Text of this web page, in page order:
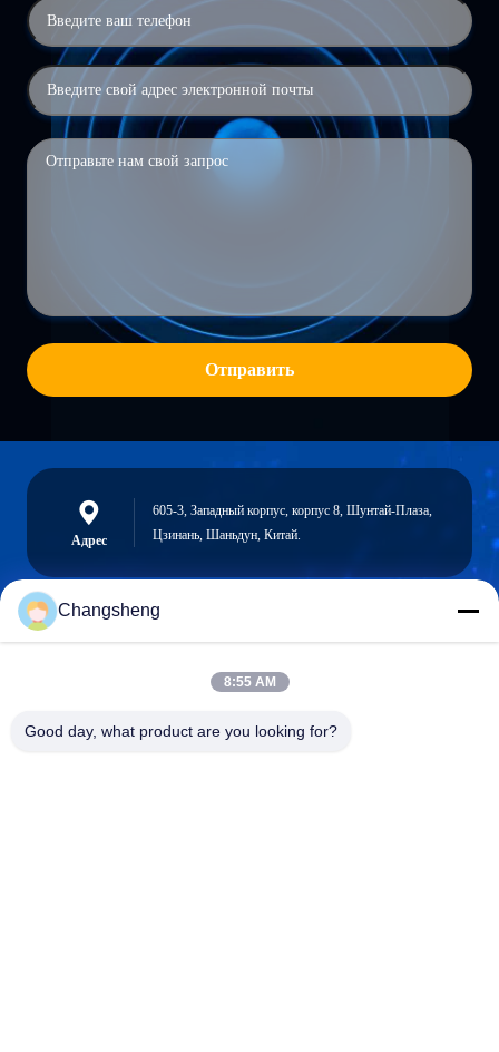
Отправить
Адрес
605-3, Западный корпус, корпус 8, Шунтай-Плаза,
Цзинань, Шаньдун, Китай.
Changsheng
8:55 AM
Good day, what product are you looking for?